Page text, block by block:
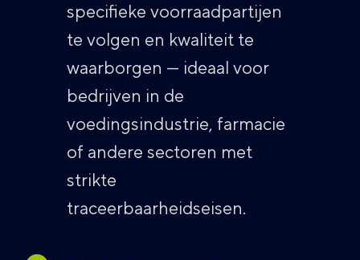
specifieke voorraadpartijen
te volgen en kwaliteit te
waarborgen — ideaal voor
bedrijven in de
voedingsindustrie, farmacie
of andere sectoren met
strikte
traceerbaarheidseisen.